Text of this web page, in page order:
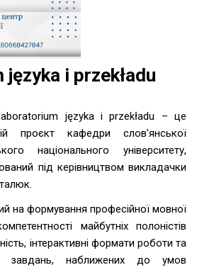
i przekładu
języka i przekładu – це
проєкт кафедри слов’янської
національного університету,
під керівництвом викладачки
на формування професійної мовної
майбутніх полоністів
інтерактивні формати роботи та
завдань, наближених до умов